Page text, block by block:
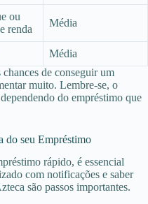
ou
renda
Média
Média
de conseguir um
muito. Lembre-se, o
do empréstimo que
do seu Empréstimo
rápido, é essencial
com notificações e saber
são passos importantes.